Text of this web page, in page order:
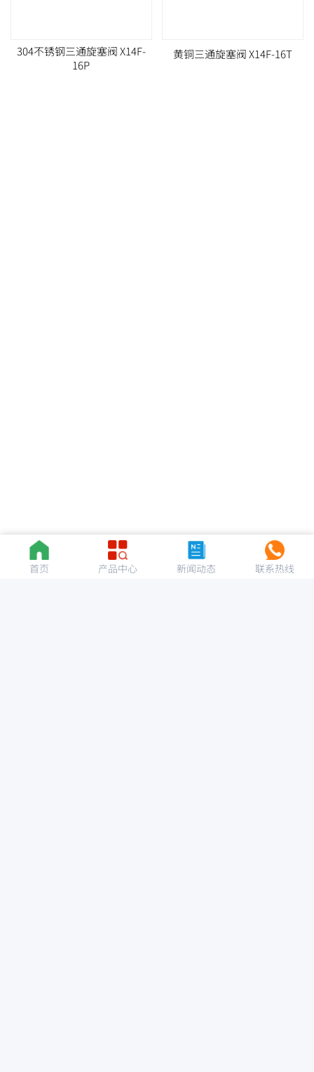
304不锈钢三通旋塞阀 X14F-
16P
黄铜三通旋塞阀 X14F-16T
首页 产品中心 新闻动态 联系热线